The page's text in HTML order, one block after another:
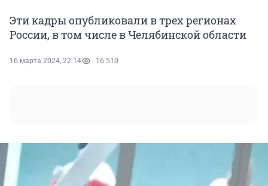
Эти кадры опубликовали в трех регионах
России, в том числе в Челябинской области
16 марта 2024, 22:14 16 510